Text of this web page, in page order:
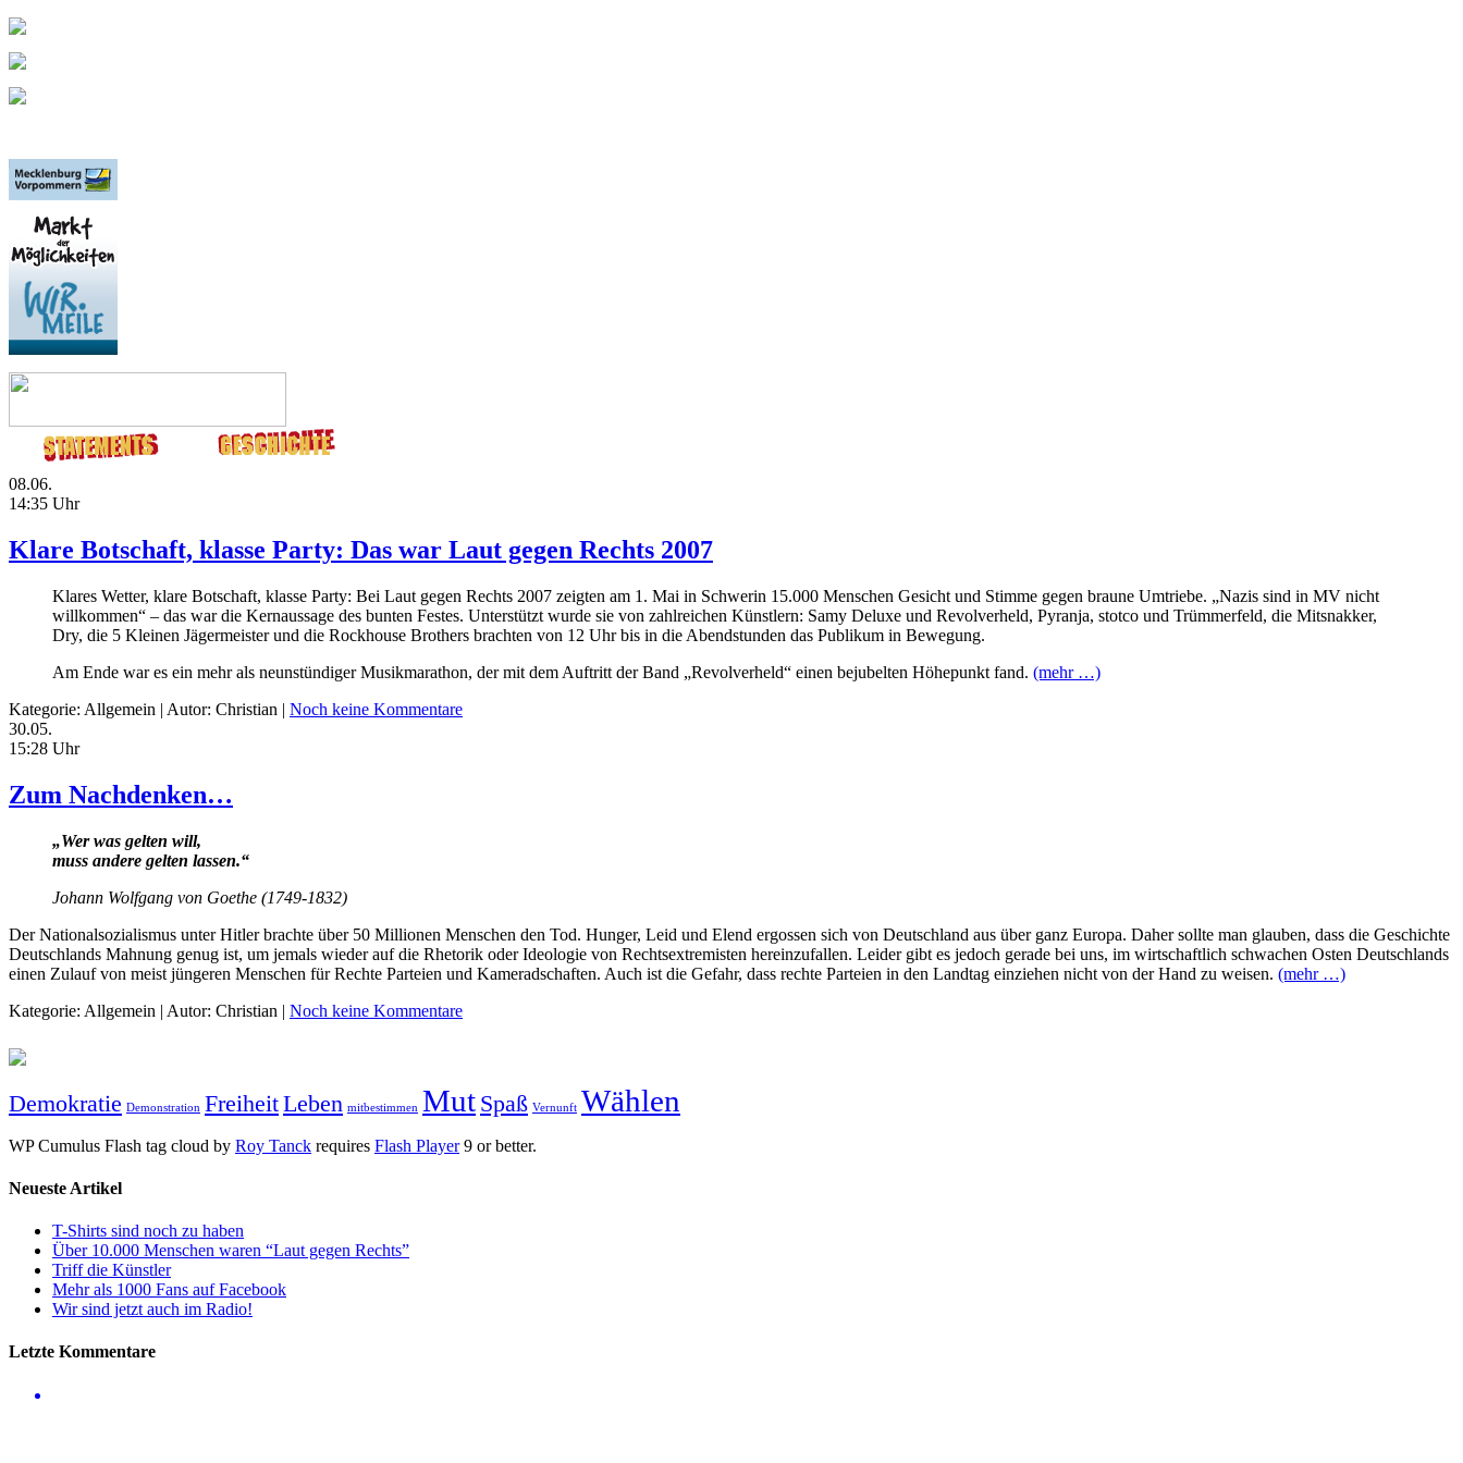
08.06.
14:35 Uhr
Klare Botschaft, klasse Party: Das war Laut gegen Rechts 2007
Klares Wetter, klare Botschaft, klasse Party: Bei Laut gegen Rechts 2007 zeigten am 1. Mai in Schwerin 15.000 Menschen Gesicht und Stimme gegen braune Umtriebe. „Nazis sind in MV nicht
willkommen“ – das war die Kernaussage des bunten Festes. Unterstützt wurde sie von zahlreichen Künstlern: Samy Deluxe und Revolverheld, Pyranja, stotco und Trümmerfeld, die Mitsnakker,
Dry, die 5 Kleinen Jägermeister und die Rockhouse Brothers brachten von 12 Uhr bis in die Abendstunden das Publikum in Bewegung.
Am Ende war es ein mehr als neunstündiger Musikmarathon, der mit dem Auftritt der Band „Revolverheld“ einen bejubelten Höhepunkt fand. (mehr …)
Kategorie: Allgemein | Autor: Christian | Noch keine Kommentare
30.05.
15:28 Uhr
Zum Nachdenken…
„Wer was gelten will,
muss andere gelten lassen.“
Johann Wolfgang von Goethe (1749-1832)
Der Nationalsozialismus unter Hitler brachte über 50 Millionen Menschen den Tod. Hunger, Leid und Elend ergossen sich von Deutschland aus über ganz Europa. Daher sollte man glauben, dass die Geschichte
Deutschlands Mahnung genug ist, um jemals wieder auf die Rhetorik oder Ideologie von Rechtsextremisten hereinzufallen. Leider gibt es jedoch gerade bei uns, im wirtschaftlich schwachen Osten Deutschlands
einen Zulauf von meist jüngeren Menschen für Rechte Parteien und Kameradschaften. Auch ist die Gefahr, dass rechte Parteien in den Landtag einziehen nicht von der Hand zu weisen. (mehr …)
Kategorie: Allgemein | Autor: Christian | Noch keine Kommentare
Demokratie Demonstration FreiheitLeben mitbestimmen Mut Spaß Vernunft Wählen
WP Cumulus Flash tag cloud by Roy Tanck requires Flash Player9 or better.
Neueste Artikel
T-Shirts sind noch zu haben
Über 10.000 Menschen waren “Laut gegen Rechts”
Triff die Künstler
Mehr als 1000 Fans auf Facebook
Wir sind jetzt auch im Radio!
Letzte Kommentare